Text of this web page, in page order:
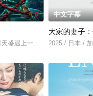
4.0
盛遇上一起离奇的神像杀人事
中文字幕
大家的妻子
2025 / 日本 /